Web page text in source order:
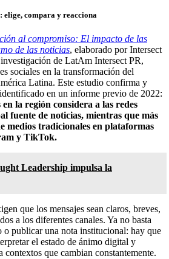
elige, compara y reacciona
al compromiso: El impacto de las
de las noticias, elaborado por Intersect
de LatAm Intersect PR,
sociales en la transformación del
Latina. Este estudio confirma y
en un informe previo de 2022:
la región considera a las redes
fuente de noticias, mientras que más
medios tradicionales en plataformas
y TikTok.
Leadership impulsa la
que los mensajes sean claros, breves,
a los diferentes canales. Ya no basta
publicar una nota institucional: hay que
el estado de ánimo digital y
contextos que cambian constantemente.